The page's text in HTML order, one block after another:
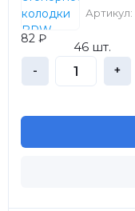
Артикул:
82 ₽
46 шт.
- +